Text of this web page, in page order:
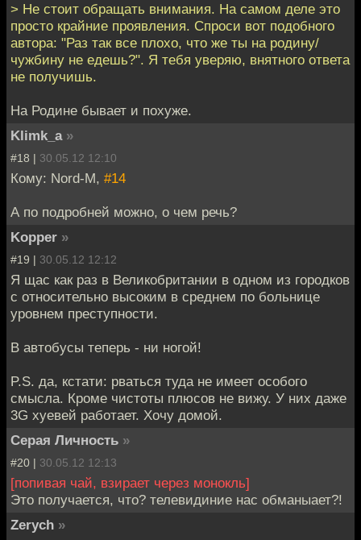
> Не стоит обращать внимания. На самом деле это
просто крайние проявления. Спроси вот подобного
автора: "Раз так все плохо, что же ты на родину/
чужбину не едешь?". Я тебя уверяю, внятного ответа
не получишь.
На Родине бывает и похуже.
Klimk_a »
#18 | 30.05.12 12:10
Кому: Nord-M, #14
А по подробней можно, о чем речь?
Kopper »
#19 | 30.05.12 12:12
Я щас как раз в Великобритании в одном из городков
с относительно высоким в среднем по больнице
уровнем преступности.
В автобусы теперь - ни ногой!
P.S. да, кстати: рваться туда не имеет особого
смысла. Кроме чистоты плюсов не вижу. У них даже
3G хуевей работает. Хочу домой.
Серая Личность »
#20 | 30.05.12 12:13
[попивая чай, взирает через монокль]
Это получается, что? телевидиние нас обманыает?!
Zerych »